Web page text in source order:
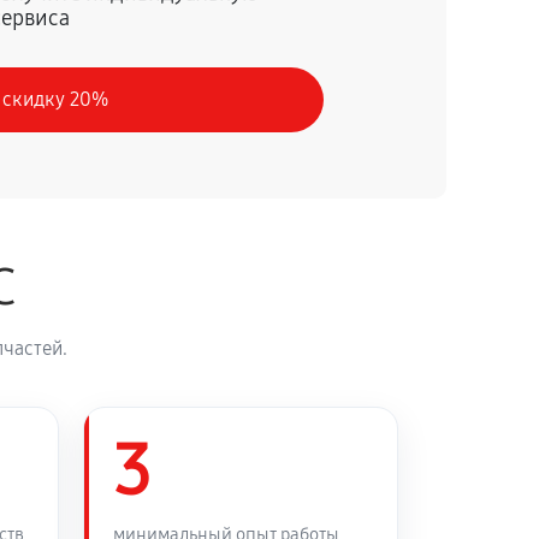
Заказать
60 минут
60 минут
20%
3
минимальный опыт работы